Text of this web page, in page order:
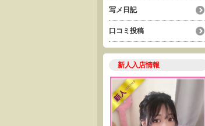
写メ日記
口コミ投稿
新人入店情報